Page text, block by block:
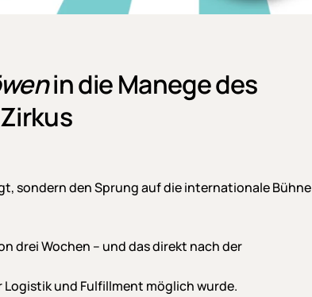
in die Manege des
sondern den Sprung auf die internationale Bühne
drei Wochen – und das direkt nach der
und Fulfillment möglich wurde.